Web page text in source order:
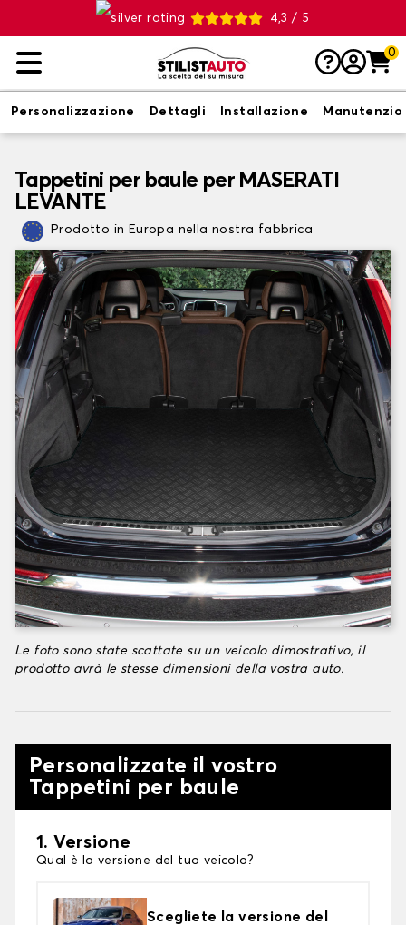
4,3 / 5
0
Personalizzazione Dettagli Installazione
Tappetini per baule per MASERATI
LEVANTE
Prodotto in Europa nella nostra fabbrica
Le foto sono state scattate su un veicolo dimostrativo, il
prodotto avrà le stesse dimensioni della vostra auto.
Personalizzate il vostro
Tappetini per baule
1. Versione
Qual è la versione del tuo veicolo?
Scegliete la versione del